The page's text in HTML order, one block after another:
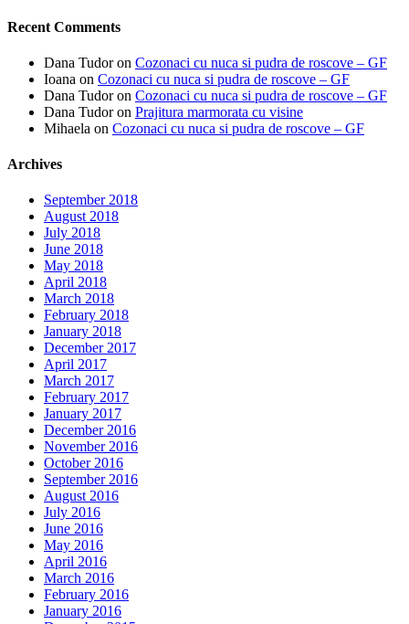
Recent Comments
Dana Tudoron Cozonaci cu nuca si pudra de roscove – GF
Ioana on Cozonaci cu nuca si pudra de roscove – GF
Dana Tudoron Cozonaci cu nuca si pudra de roscove – GF
Dana Tudoron Prajitura marmorata cu visine
Mihaela on Cozonaci cu nuca si pudra de roscove – GF
Archives
September 2018
August 2018
July 2018
June 2018
May 2018
April 2018
March 2018
February 2018
January 2018
December 2017
April 2017
March 2017
February 2017
January 2017
December 2016
November 2016
October 2016
September 2016
August 2016
July 2016
June 2016
May 2016
April 2016
March 2016
February 2016
January 2016